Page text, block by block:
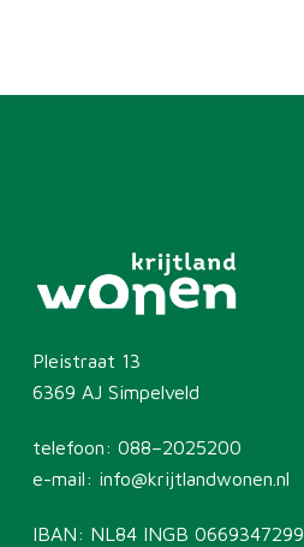
Pleistraat 13
6369 AJ Simpelveld
telefoon: 088–2025200
e-mail: info@krijtlandwonen.nl
IBAN: NL84 INGB 0669347299